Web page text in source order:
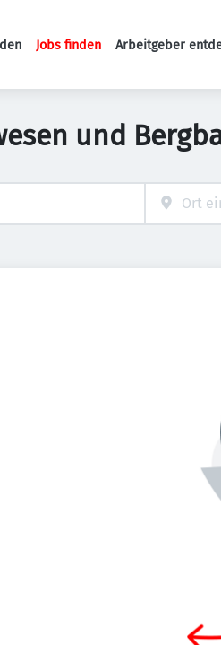
Haupt-
Jobs finden Arbeitgeber
und